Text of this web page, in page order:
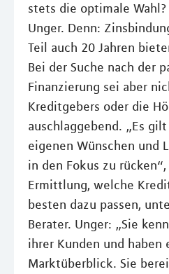
stets die optimale
Unger. Denn:
Teil auch 20 Jahren
Bei der Suche nach der
Finanzierung sei aber
Kreditgebers oder die
auschlaggebend. „Es
eigenen Wünschen und
in den Fokus zu
Ermittlung, welche
besten dazu passen,
Berater. Unger: „Sie
ihrer Kunden und haben
Marktüberblick. Sie